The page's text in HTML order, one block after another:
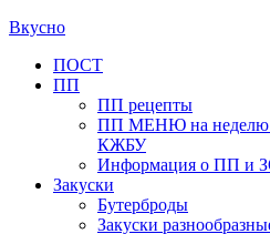
Вкусно
Primary
Menu
ПОСТ
ПП
ПП рецепты
ПП МЕНЮ на неделю
КЖБУ
Информация о ПП и
Закуски
Бутерброды
Закуски